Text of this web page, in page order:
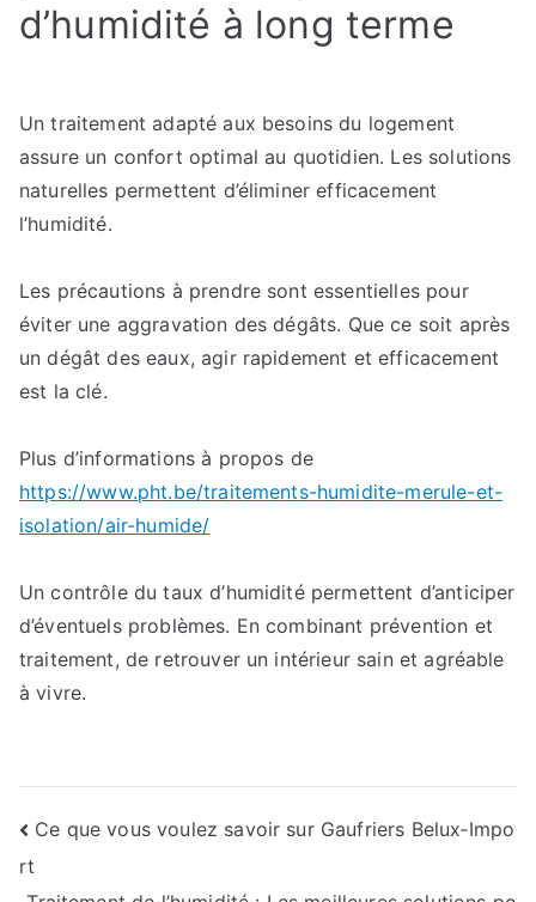
d’humidité à long terme
Un traitement adapté aux besoins du logement
assure un confort optimal au quotidien. Les solutions
naturelles permettent d’éliminer efficacement
l’humidité.
Les précautions à prendre sont essentielles pour
éviter une aggravation des dégâts. Que ce soit après
un dégât des eaux, agir rapidement et efficacement
est la clé.
Plus d’informations à propos de
https://www.pht.be/traitements-humidite-merule-et-
isolation/air-humide/
Un contrôle du taux d’humidité permettent d’anticiper
d’éventuels problèmes. En combinant prévention et
traitement, de retrouver un intérieur sain et agréable
à vivre.
Navigation
de
Ce que vous voulez savoir sur Gaufriers Belux‑Impo
rt